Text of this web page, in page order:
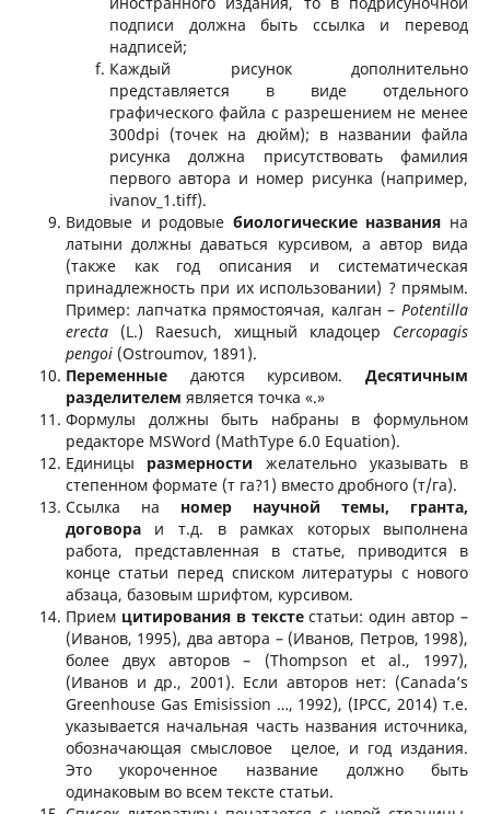
подписи должна быть ссылка и перевод
надписей;
Каждый рисунок дополнительно
представляется в виде отдельного
графического файла с разрешением не менее
300dpi (точек на дюйм); в названии файла
рисунка должна присутствовать фамилия
первого автора и номер рисунка (например,
ivanov_1.tiff).
Видовые и родовые биологические названия на
латыни должны даваться курсивом, а автор вида
(также как год описания и систематическая
принадлежность при их использовании) ? прямым.
Пример: лапчатка прямостоячая, калган –Potentilla
erecta (L.) Raesuch, хищный кладоцер Cercopagis
pengoi (Ostroumov, 1891).
Переменные даются курсивом.Десятичным
разделителем является точка «.»
Формулы должны быть набраны в формульном
редакторе MSWord (MathType 6.0 Equation).
Единицы размерности желательно указывать в
степенном формате (т га?1) вместо дробного (т/га).
Ссылка на номер научной темы, гранта,
договора и т.д. в рамках которых выполнена
работа, представленная в статье, приводится в
конце статьи перед списком литературы с нового
абзаца, базовым шрифтом, курсивом.
Прием цитирования в текстестатьи: один автор –
(Иванов, 1995), два автора – (Иванов, Петров, 1998),
более двух авторов – (Thompson et al., 1997),
(Иванов и др., 2001). Если авторов нет: (Canada’s
Greenhouse Gas Emisission …, 1992), (IPCC, 2014) т.е.
указывается начальная часть названия источника,
обозначающая смысловое целое, и год издания.
Это укороченное название должно быть
одинаковым во всем тексте статьи.